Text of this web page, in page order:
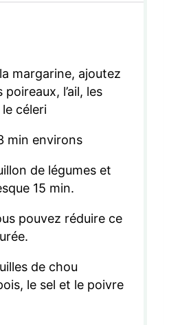
margarine, ajoutez
l’ail, les
céleri
min environs
de légumes et
15 min.
pouvez réduire ce
de chou
le sel et le poivre